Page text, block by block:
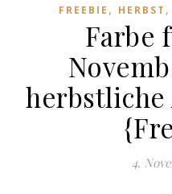
FREEBIE , HERBST ,
Farbe
4.